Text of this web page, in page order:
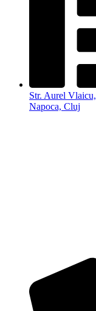
Str. Aurel
Napoca, Cluj